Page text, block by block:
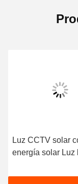
Luz CCTV solar
energía solar Luz